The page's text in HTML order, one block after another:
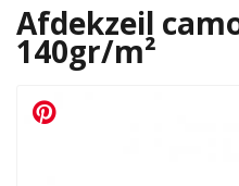
Afdekzeil
140gr/m²